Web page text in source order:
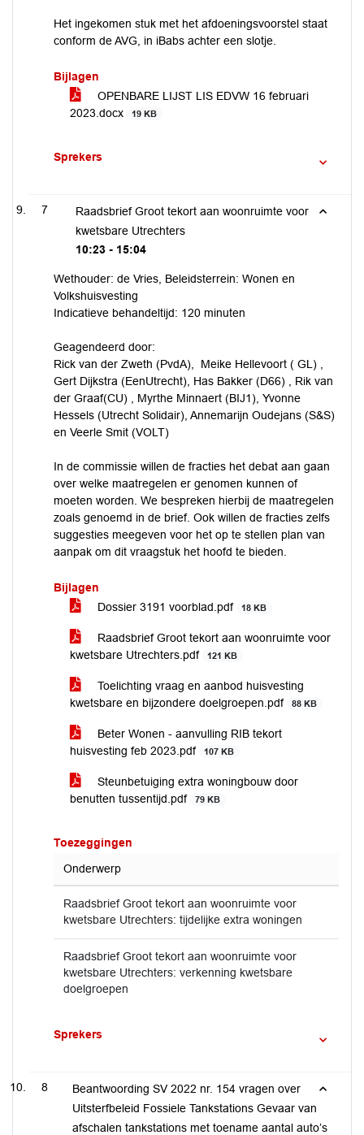
Het ingekomen stuk met het afdoeningsvoorstel staat
conform de AVG, in iBabs achter een slotje.
Bijlagen
OPENBARE LIJST LIS EDVW 16 februari
2023.docx
19 KB
Sprekers
7
Raadsbrief Groot tekort aan woonruimte voor
kwetsbare Utrechters
10:23 - 15:04
Wethouder: de Vries, Beleidsterrein: Wonen en
Volkshuisvesting
Indicatieve behandeltijd: 120 minuten
Geagendeerd door:
Rick van der Zweth (PvdA), Meike Hellevoort ( GL) ,
Gert Dijkstra (EenUtrecht), Has Bakker (D66) , Rik van
der Graaf(CU) , Myrthe Minnaert (BIJ1), Yvonne
Hessels (Utrecht Solidair), Annemarijn Oudejans (S&S)
en Veerle Smit (VOLT)
In de commissie willen de fracties het debat aan gaan
over welke maatregelen er genomen kunnen of
moeten worden. We bespreken hierbij de maatregelen
zoals genoemd in de brief. Ook willen de fracties zelfs
suggesties meegeven voor het op te stellen plan van
aanpak om dit vraagstuk het hoofd te bieden.
Bijlagen
Dossier 3191 voorblad.pdf
18 KB
Raadsbrief Groot tekort aan woonruimte voor
kwetsbare Utrechters.pdf
121 KB
Toelichting vraag en aanbod huisvesting
kwetsbare en bijzondere doelgroepen.pdf
88 KB
Beter Wonen - aanvulling RIB tekort
huisvesting feb 2023.pdf
107 KB
Steunbetuiging extra woningbouw door
benutten tussentijd.pdf
79 KB
Toezeggingen
Onderwerp
Raadsbrief Groot tekort aan woonruimte voor
kwetsbare Utrechters: tijdelijke extra woningen
Raadsbrief Groot tekort aan woonruimte voor
kwetsbare Utrechters: verkenning kwetsbare
doelgroepen
Sprekers
8
Beantwoording SV 2022 nr. 154 vragen over
Uitsterfbeleid Fossiele Tankstations Gevaar van
afschalen tankstations met toename aantal auto’s